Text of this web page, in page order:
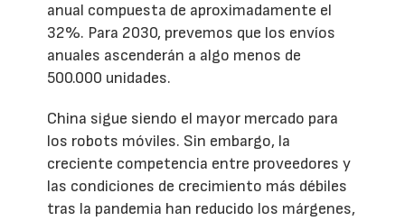
anual compuesta de aproximadamente el
32%. Para 2030, prevemos que los envíos
anuales ascenderán a algo menos de
500.000 unidades.
China sigue siendo el mayor mercado para
los robots móviles. Sin embargo, la
creciente competencia entre proveedores y
las condiciones de crecimiento más débiles
tras la pandemia han reducido los márgenes,